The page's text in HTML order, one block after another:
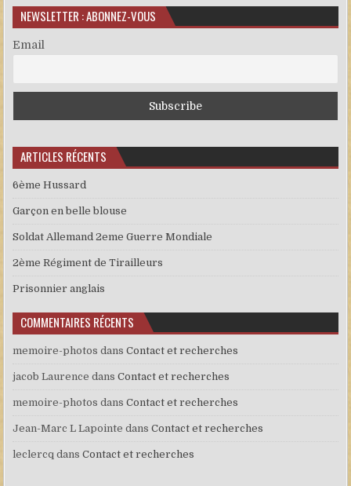
NEWSLETTER : ABONNEZ-VOUS
Email
ARTICLES RÉCENTS
6ème Hussard
Garçon en belle blouse
Soldat Allemand 2eme Guerre Mondiale
2ème Régiment de Tirailleurs
Prisonnier anglais
COMMENTAIRES RÉCENTS
memoire-photos dansContact et recherches
jacob Laurence dansContact et recherches
memoire-photos dansContact et recherches
Jean-Marc L Lapointe dansContact et recherches
leclercq dansContact et recherches